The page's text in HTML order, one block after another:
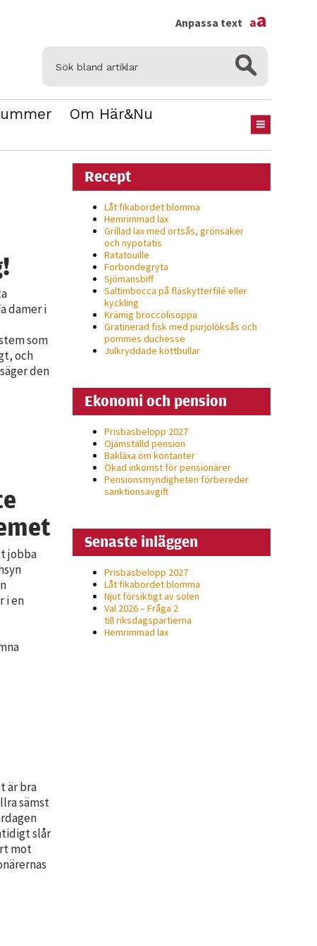
Om Här&Nu
Anpassa text aa
damer i
som
och
den
jobba
i en
är bra
sämst
slår
mot
Recept
Låt fikabordet blomma
Hemrimmad lax
Grillad lax med örtsås, grönsaker
och nypotatis
Ratatouille
Forbondegryta
Sjömansbiff
Saltimbocca på fläsk­ytterfilé eller
kyckling
Krämig broccolisoppa
Gratinerad fisk med purjolöksås och
pommes duchesse
Julkryddade köttbullar
Ekonomi och pension
Prisbasbelopp 2027
Ojämställd pension
Bakläxa om kontanter
Ökad inkomst för pensionärer
Pensionsmyndigheten förbereder
sanktionsavgift
Senaste inläggen
Prisbasbelopp 2027
Låt fikabordet blomma
Njut försiktigt av solen
Val 2026 – Fråga 2
till riksdagspartierna
Hemrimmad lax